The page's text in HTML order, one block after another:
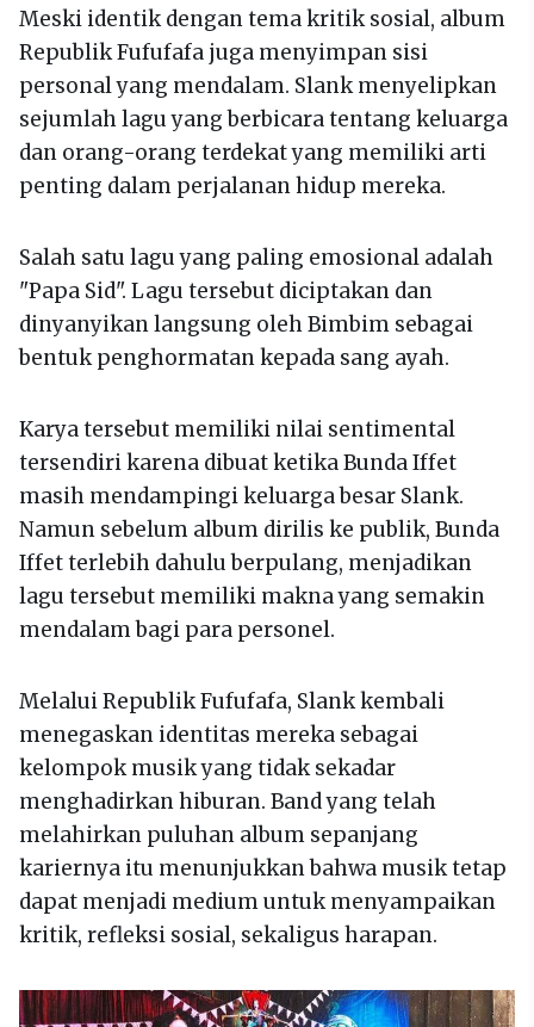
Meski identik dengan tema kritik sosial, album
Republik Fufufafa juga menyimpan sisi
personal yang mendalam. Slank menyelipkan
sejumlah lagu yang berbicara tentang keluarga
dan orang-orang terdekat yang memiliki arti
penting dalam perjalanan hidup mereka.
Salah satu lagu yang paling emosional adalah
"Papa Sid". Lagu tersebut diciptakan dan
dinyanyikan langsung oleh Bimbim sebagai
bentuk penghormatan kepada sang ayah.
Karya tersebut memiliki nilai sentimental
tersendiri karena dibuat ketika Bunda Iffet
masih mendampingi keluarga besar Slank.
Namun sebelum album dirilis ke publik, Bunda
Iffet terlebih dahulu berpulang, menjadikan
lagu tersebut memiliki makna yang semakin
mendalam bagi para personel.
Melalui Republik Fufufafa, Slank kembali
menegaskan identitas mereka sebagai
kelompok musik yang tidak sekadar
menghadirkan hiburan. Band yang telah
melahirkan puluhan album sepanjang
kariernya itu menunjukkan bahwa musik tetap
dapat menjadi medium untuk menyampaikan
kritik, refleksi sosial, sekaligus harapan.